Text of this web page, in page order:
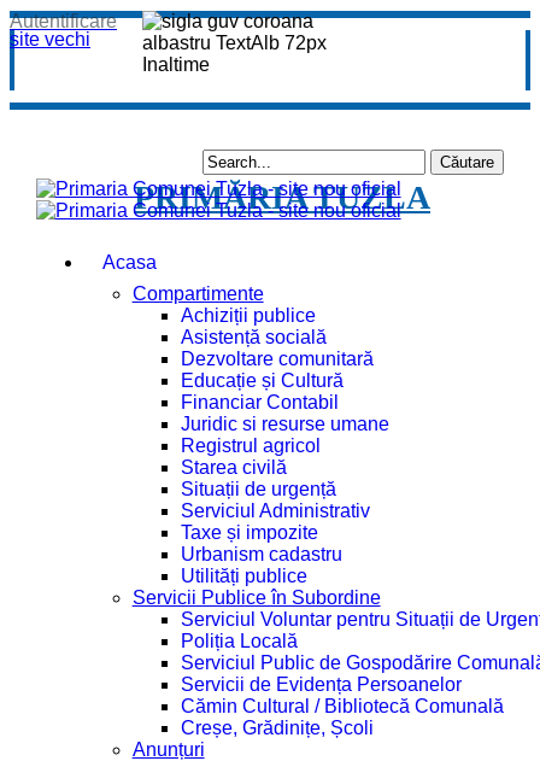
site vechi
Autentificare
PRIMĂRIA TUZLA
Acasa
Compartimente
Achiziții publice
Asistență socială
Dezvoltare comunitară
Educație și Cultură
Financiar Contabil
Juridic si resurse umane
Registrul agricol
Starea civilă
Situații de urgență
Serviciul Administrativ
Taxe și impozite
Urbanism cadastru
Utilități publice
Servicii Publice în Subordine
Serviciul Voluntar pentru Situații de
Poliția Locală
Serviciul Public de Gospodărire
Servicii de Evidența Persoanelor
Cămin Cultural / Bibliotecă Comunală
Creșe, Grădinițe, Școli
Anunțuri